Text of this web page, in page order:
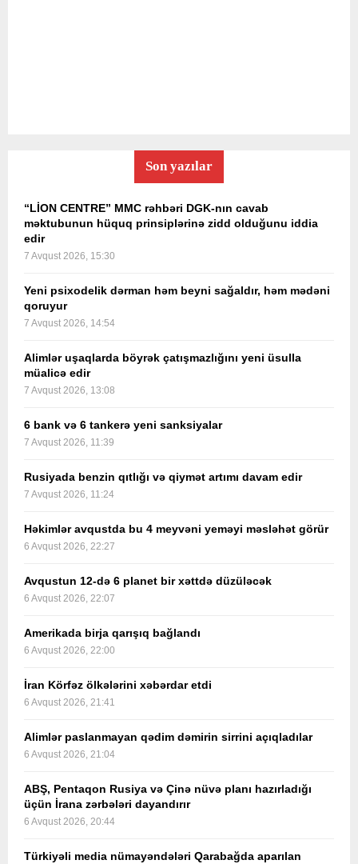
Son yazılar
“LİON CENTRE” MMC rəhbəri DGK-nın cavab
məktubunun hüquq prinsiplərinə zidd olduğunu iddia
edir
7 Avqust 2026, 15:30
Yeni psixodelik dərman həm beyni sağaldır, həm mədəni
qoruyur
7 Avqust 2026, 14:54
Alimlər uşaqlarda böyrək çatışmazlığını yeni üsulla
müalicə edir
7 Avqust 2026, 13:08
6 bank və 6 tankerə yeni sanksiyalar
7 Avqust 2026, 11:39
Rusiyada benzin qıtlığı və qiymət artımı davam edir
7 Avqust 2026, 11:24
Həkimlər avqustda bu 4 meyvəni yeməyi məsləhət görür
6 Avqust 2026, 22:27
Avqustun 12-də 6 planet bir xəttdə düzüləcək
6 Avqust 2026, 22:07
Amerikada birja qarışıq bağlandı
6 Avqust 2026, 22:00
İran Körfəz ölkələrini xəbərdar etdi
6 Avqust 2026, 21:41
Alimlər paslanmayan qədim dəmirin sirrini açıqladılar
6 Avqust 2026, 21:04
ABŞ, Pentaqon Rusiya və Çinə nüvə planı hazırladığı
üçün İrana zərbələri dayandırır
6 Avqust 2026, 20:44
Türkiyəli media nümayəndələri Qarabağda aparılan